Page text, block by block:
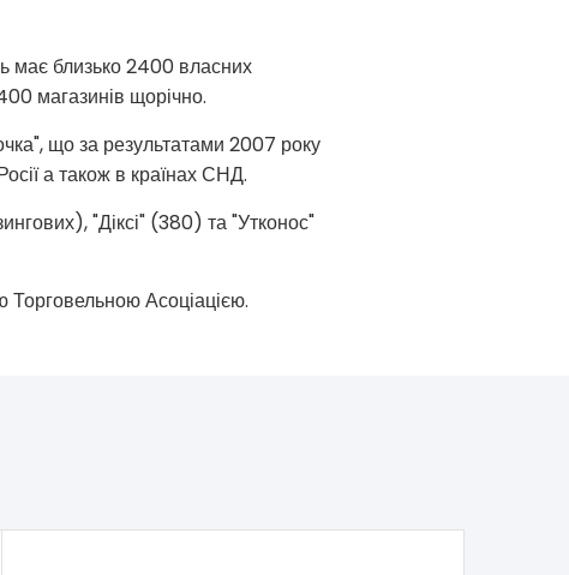
має близько 2400 власних
магазинів щорічно.
що за результатами 2007 року
а також в країнах СНД.
"Діксі" (380) та "Утконос"
Торговельною Асоціацією.